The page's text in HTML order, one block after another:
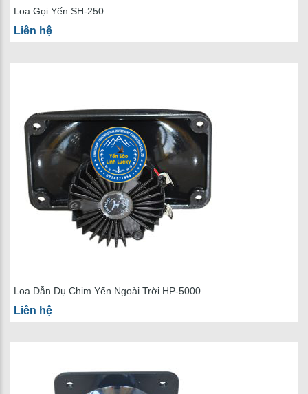
Loa Gọi Yến SH-250
Liên hệ
Loa Dẫn Dụ Chim Yến Ngoài Trời HP-5000
Liên hệ